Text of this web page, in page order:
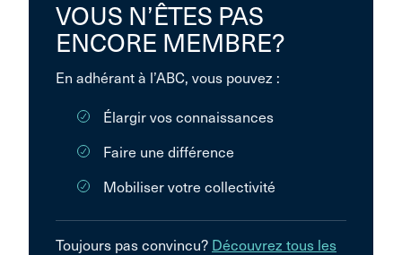
VOUS N’ÊTES PAS
ENCORE MEMBRE?
En adhérant à l’ABC, vous pouvez :
Élargir vos connaissances
Faire une différence
Mobiliser votre collectivité
Toujours pas convincu? Découvrez tous les